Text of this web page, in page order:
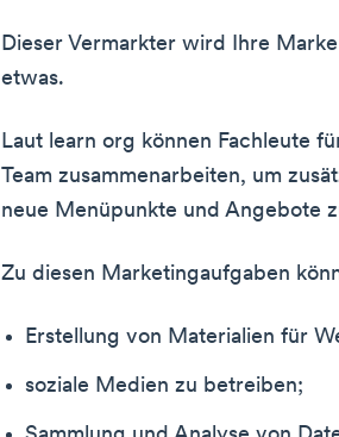
Dieser Vermarkter wird Ihre
etwas.
Laut learn org können Fachleute
Team zusammenarbeiten, um
neue Menüpunkte und Angebote
Zu diesen Marketingaufgaben
Erstellung von Materialien für
soziale Medien zu betreiben;